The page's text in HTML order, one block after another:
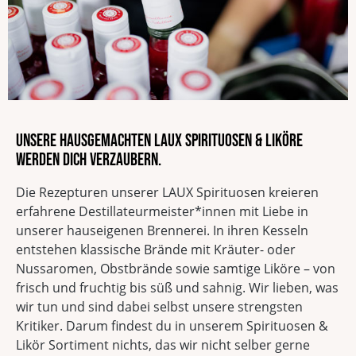
Ohne Geschmacksverstärker
Alkoholgehalt
Ohne Palmöl
Unsere hausgemachten LAUX Spirituosen & Liköre
werden dich verzaubern.
Die Rezepturen unserer LAUX Spirituosen kreieren
erfahrene Destillateurmeister*innen mit Liebe in
unserer hauseigenen Brennerei. In ihren Kesseln
entstehen klassische Brände mit Kräuter- oder
Nussaromen, Obstbrände sowie samtige Liköre – von
frisch und fruchtig bis süß und sahnig. Wir lieben, was
wir tun und sind dabei selbst unsere strengsten
Kritiker. Darum findest du in unserem Spirituosen &
Likör Sortiment nichts, das wir nicht selber gerne